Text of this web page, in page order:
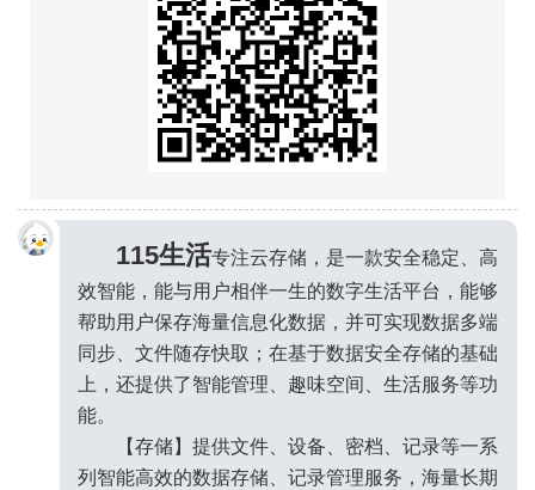
115生活专注云存储，是一款安全稳定、高
效智能，能与用户相伴一生的数字生活平台，能够
帮助用户保存海量信息化数据，并可实现数据多端
同步、文件随存快取；在基于数据安全存储的基础
上，还提供了智能管理、趣味空间、生活服务等功
能。
【存储】提供文件、设备、密档、记录等一系
列智能高效的数据存储、记录管理服务，海量长期